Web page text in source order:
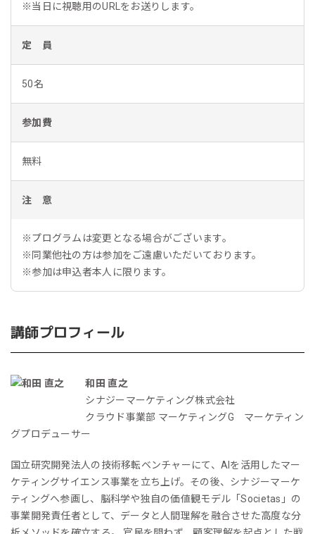
※当日に視聴用のURLをお送りします。
定 員
50名
参加費
無料
注 意
※プログラムは変更となる場合がございます。
※同業他社の方は参加をご遠慮いただいております。
※参加は申込者本人に限ります。
講師プロフィール
和田 直之
シナジーマーケティング株式会社
クラウド事業部 マーケティングG マーケティン
グプロデューサー
国立研究開発法人の技術移転ベンチャーにて、AIを活用したマー
ケティングサイエンス事業を立ち上げ。その後、シナジーマーケ
ティングへ参画し、脳科学や独自の価値観モデル「Societas」の
事業開発責任者として、データと人間理解を融合させた高度な分